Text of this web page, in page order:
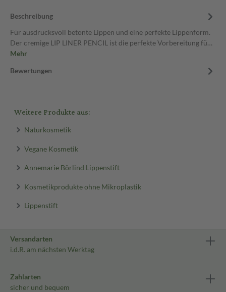
Beschreibung
Für ausdrucksvoll betonte Lippen und eine perfekte Lippenform.
Der cremige LIP LINER PENCIL ist die perfekte Vorbereitung fü…
Mehr
Bewertungen
Weitere Produkte aus:
Naturkosmetik
Vegane Kosmetik
Annemarie Börlind Lippenstift
Kosmetikprodukte ohne Mikroplastik
Lippenstift
Versandarten
i.d.R. am nächsten Werktag
Zahlarten
sicher und bequem